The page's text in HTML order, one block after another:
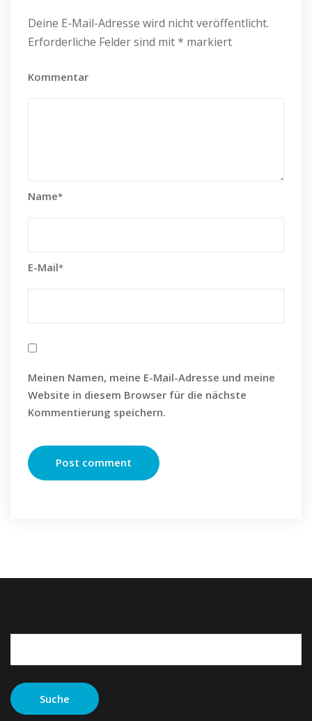
Deine E-Mail-Adresse wird nicht veröffentlicht.
Erforderliche Felder sind mit* markiert
Kommentar
Name*
E-Mail*
Meinen Namen, meine E-Mail-Adresse und meine
Website in diesem Browser für die nächste
Kommentierung speichern.